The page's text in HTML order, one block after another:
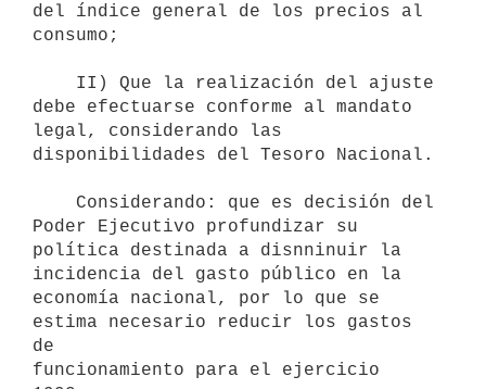
del índice general de los precios al
consumo;
debe efectuarse conforme al mandato
legal, considerando las
disponibilidades del Tesoro Nacional.
Poder Ejecutivo profundizar su
política destinada a disnninuir la
incidencia del gasto público en la
economía nacional, por lo que se
estima necesario reducir los gastos
de
funcionamiento para el ejercicio